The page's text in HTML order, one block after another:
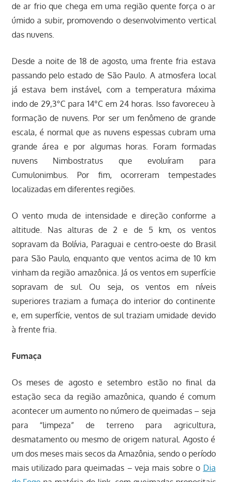
de ar frio que chega em uma região quente força o ar
úmido a subir, promovendo o desenvolvimento vertical
das nuvens.
Desde a noite de 18 de agosto, uma frente fria estava
passando pelo estado de São Paulo. A atmosfera local
já estava bem instável, com a temperatura máxima
indo de 29,3°C para 14°C em 24 horas. Isso favoreceu à
formação de nuvens. Por ser um fenômeno de grande
escala, é normal que as nuvens espessas cubram uma
grande área e por algumas horas. Foram formadas
nuvens Nimbostratus que evoluíram para
Cumulonimbus. Por fim, ocorreram tempestades
localizadas em diferentes regiões.
O vento muda de intensidade e direção conforme a
altitude. Nas alturas de 2 e de 5 km, os ventos
sopravam da Bolívia, Paraguai e centro-oeste do Brasil
para São Paulo, enquanto que ventos acima de 10 km
vinham da região amazônica. Já os ventos em superfície
sopravam de sul. Ou seja, os ventos em níveis
superiores traziam a fumaça do interior do continente
e, em superfície, ventos de sul traziam umidade devido
à frente fria.
Fumaça
Os meses de agosto e setembro estão no final da
estação seca da região amazônica, quando é comum
acontecer um aumento no número de queimadas – seja
para “limpeza” de terreno para agricultura,
desmatamento ou mesmo de origem natural. Agosto é
um dos meses mais secos da Amazônia, sendo o período
mais utilizado para queimadas – veja mais sobre o Dia